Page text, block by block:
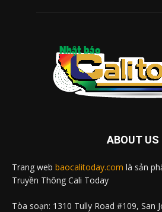
ABOUT US
Trang web baocalitoday.com là sản
Truyền Thông Cali Today
Tòa soạn: 1310 Tully Road #109, San